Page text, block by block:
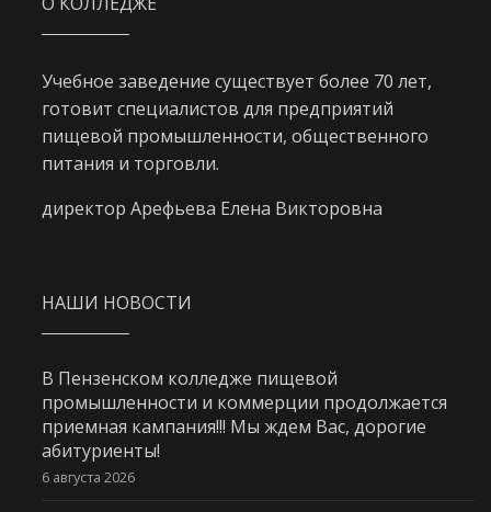
Учебное заведение существует более 70 лет,
готовит специалистов для предприятий
пищевой промышленности, общественного
питания и торговли.
директор Арефьева Елена Викторовна
НАШИ НОВОСТИ
В Пензенском колледже пищевой
промышленности и коммерции продолжается
приемная кампания!!! Мы ждем Вас, дорогие
абитуриенты!
6 августа 2026